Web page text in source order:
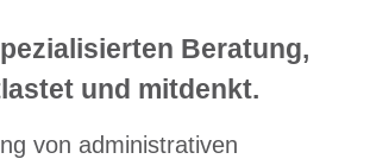
Beratung,
und mitdenkt.
von administrativen